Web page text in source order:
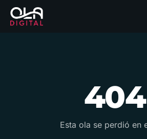
404
Esta ola se perdió en